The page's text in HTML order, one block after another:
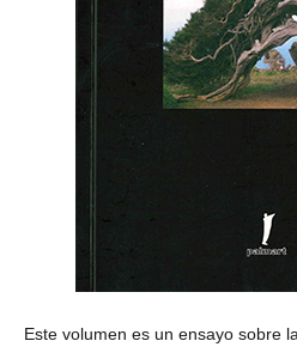
Este volumen es un ensayo sobre